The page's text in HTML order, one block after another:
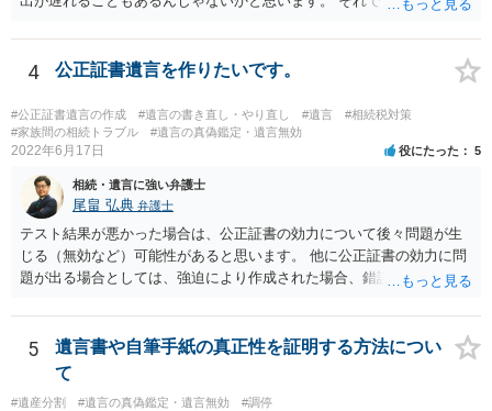
4 公正証書遺言を作りたいです。
#公正証書遺言の作成 #遺言の書き直し・やり直し #遺言
#相続税対策
#家族間の相続トラブル
#遺言の真偽鑑定・遺言無効
2022年6月17日 役にたった 5
相続・遺言に強い弁護士
尾畠 弘典 弁護士
テスト結果が悪かった場合は、公正証書の効力について後々問題が生
じる（無効など）可能性があると思います。 他に公正証書の効力に問
題が出る場合としては、強迫により作成された場合、錯誤（勘違い）
すが、弁護士に作成を依頼する場合は、１０～数十万円程度になるケ
ースが多いと思います。 報酬体系は、弁護士ごとに異なりますので一
律の基準はありません。
5
遺言書や自筆手紙の真正性を証明する方法につい
て
#遺産分割 #遺言の真偽鑑定・遺言無効 #調停